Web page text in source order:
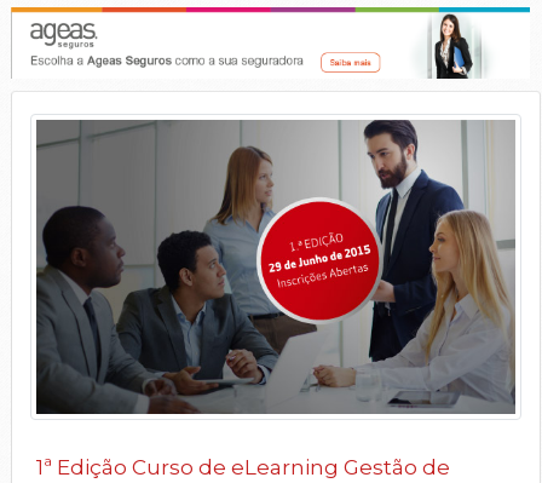
1ª Edição Curso de eLearning Gestão de